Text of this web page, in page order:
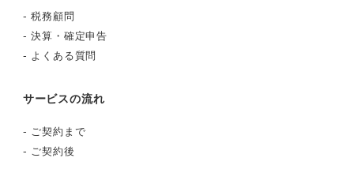
-税務顧問
-決算・確定申告
- よくある質問
サービスの流れ
- ご契約まで
- ご契約後